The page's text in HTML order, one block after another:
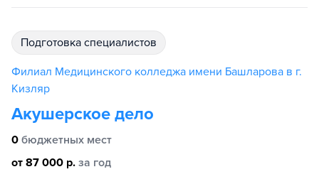
подготовка специалистов
Филиал Медицинского колледжа имени Башларова в г.
Кизляр
Акушерское дело
0 бюджетных мест
от 87 000 р. за год